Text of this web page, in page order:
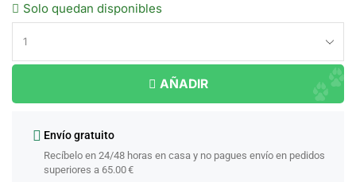
Solo quedan disponibles
AÑADIR
Envío gratuito
Recíbelo en 24/48 horas en casa y no pagues envío en pedidos
superiores a 65.00 €